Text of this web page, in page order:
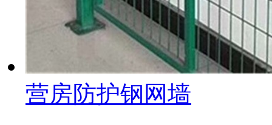
营房防护钢网墙